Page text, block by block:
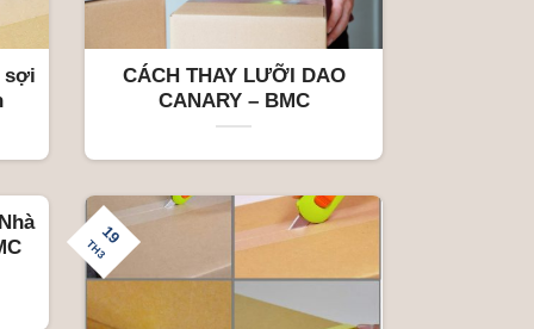
sợi
CÁCH THAY LƯỠI DAO
CANARY – BMC
19
TH3